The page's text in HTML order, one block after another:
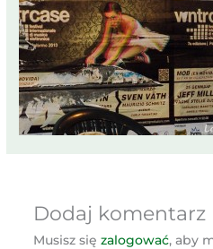
Dodaj komentarz
Musisz się zalogować, aby